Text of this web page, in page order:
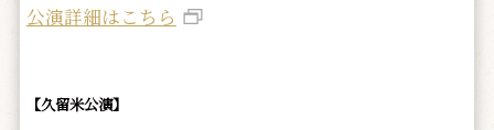
公演詳細はこちら
【久留米公演】